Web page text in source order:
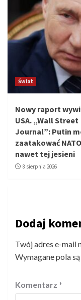
Świat
Nowy raport
USA. „Wall Street
Journal”: Putin
zaatakować NATO
nawet tej jesieni
8 sierpnia 2026
Dodaj
Twój adres e-mail
Wymagane pola
Komentarz *